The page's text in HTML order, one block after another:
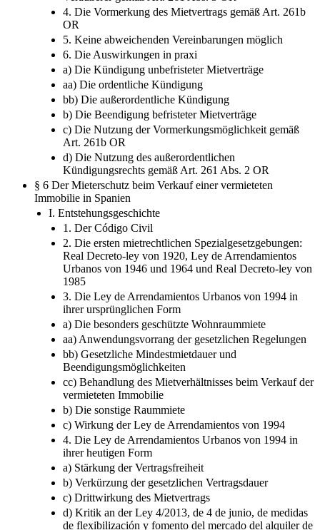
4. Die Vormerkung des Mietvertrags gemäß Art. 261b
OR
5. Keine abweichenden Vereinbarungen möglich
6. Die Auswirkungen in praxi
a) Die Kündigung unbefristeter Mietverträge
aa) Die ordentliche Kündigung
bb) Die außerordentliche Kündigung
b) Die Beendigung befristeter Mietverträge
c) Die Nutzung der Vormerkungsmöglichkeit gemäß
Art. 261b OR
d) Die Nutzung des außerordentlichen
Kündigungsrechts gemäß Art. 261 Abs. 2 OR
§ 6 Der Mieterschutz beim Verkauf einer vermieteten
Immobilie in Spanien
I. Entstehungsgeschichte
1. Der Código Civil
2. Die ersten mietrechtlichen Spezialgesetzgebungen:
Real Decreto-ley von 1920, Ley de Arrendamientos
Urbanos von 1946 und 1964 und Real Decreto-ley von
1985
3. Die Ley de Arrendamientos Urbanos von 1994 in
ihrer ursprünglichen Form
a) Die besonders geschützte Wohnraummiete
aa) Anwendungsvorrang der gesetzlichen Regelungen
bb) Gesetzliche Mindestmietdauer und
Beendigungsmöglichkeiten
cc) Behandlung des Mietverhältnisses beim Verkauf der
vermieteten Immobilie
b) Die sonstige Raummiete
c) Wirkung der Ley de Arrendamientos von 1994
4. Die Ley de Arrendamientos Urbanos von 1994 in
ihrer heutigen Form
a) Stärkung der Vertragsfreiheit
b) Verkürzung der gesetzlichen Vertragsdauer
c) Drittwirkung des Mietvertrags
d) Kritik an der Ley 4/2013, de 4 de junio, de medidas
de flexibilización y fomento del mercado del alquiler de